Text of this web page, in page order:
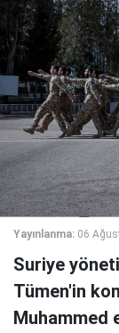
Yayınlanma: 06
Suriye
Tümen'in
Muhammed